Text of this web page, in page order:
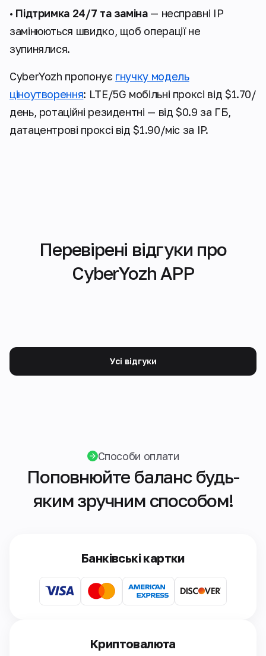
• Підтримка 24/7 та заміна— несправні IP
замінюються швидко, щоб операції не
зупинялися.
CyberYozh пропонує гнучку модель
ціноутворення: LTE/5G мобільні проксі від $1.70/
день, ротаційні резидентні — від $0.9 за ГБ,
датацентрові проксі від $1.90/міс за IP.
Перевірені відгуки про
CyberYozh APP
Усі відгуки
Способи оплати
Поповнюйте баланс будь-
яким зручним способом!
Банківські картки
Криптовалюта